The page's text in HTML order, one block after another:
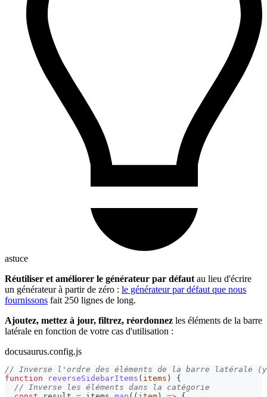
astuce
Réutiliser et améliorer le générateur par défaut au lieu d'écrire
un générateur à partir de zéro : le générateur par défaut que nous
fournissons fait 250 lignes de long.
Ajoutez, mettez à jour, filtrez, réordonnez les éléments de la barre
latérale en fonction de votre cas d'utilisation :
docusaurus.config.js
// Inverse l'ordre des éléments de la barre latérale (y
function
reverseSidebarItems ( items )
{
// Inverse les éléments dans la catégorie